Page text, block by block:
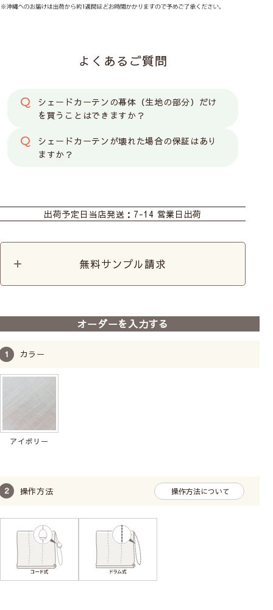
当店の防炎カーテンは防炎ラベルを縫い付けて
コード式
よくあるご質問
シェードカーテンの幕体（生地の部分）だけ
を買うことはできますか？
シェードカーテンが壊れた場合の保証はあり
ますか？
プル無地)
シェード幕体 カフェ
出荷予定日 当店発送：7-14 営業日出荷
無料サンプル請求
オーダーを入力する
カラー
アイボリー
操作方法 操作方法について